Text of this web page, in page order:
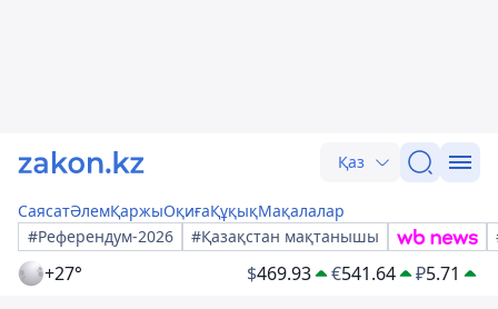
Қаз
СаясатӘлемҚаржыОқиғаҚұқықМақалалар
#Референдум-2026
#Қазақстан мақтанышы
+27° $469.93 €541.64 ₽5.71